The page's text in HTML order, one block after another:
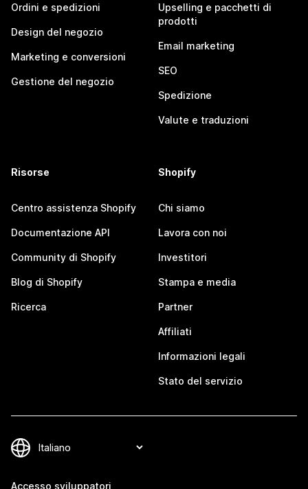
Ordini e spedizioni
Design del negozio
Marketing e conversioni
Gestione del negozio
Upselling e pacchetti di
prodotti
Email marketing
SEO
Spedizione
Valute e traduzioni
Risorse
Centro assistenza Shopify
Documentazione API
Community di Shopify
Blog di Shopify
Ricerca
Shopify
Chi siamo
Lavora con noi
Investitori
Stampa e media
Partner
Affiliati
Informazioni legali
Stato del servizio
Accesso sviluppatori